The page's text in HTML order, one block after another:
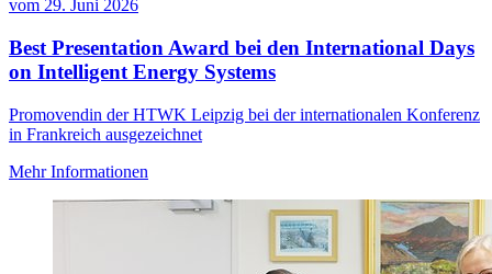
vom 29. Juni 2026
Best Presentation Award bei den International Days
on Intelligent Energy Systems
Promovendin der HTWK Leipzig bei der internationalen Konferenz
in Frankreich ausgezeichnet
Mehr Informationen